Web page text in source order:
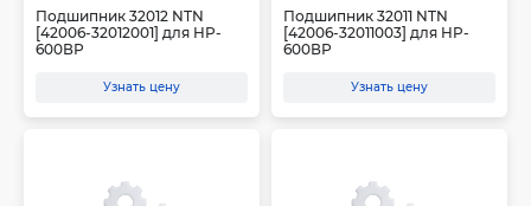
Подшипник 32012 NTN
[42006-32012001] для HP-
600ВР
Узнать цену
Подшипник 32011 NTN
[42006-32011003] для HP-
600ВР
Узнать цену